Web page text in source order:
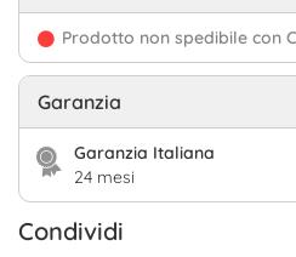
Prodotto non spedibile con
Garanzia
Garanzia Italiana
24 mesi
Condividi